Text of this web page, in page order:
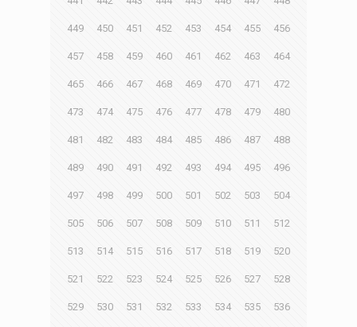
449 450 451 452 453 454 455 456
457 458 459 460 461 462 463 464
465 466 467 468 469 470 471 472
473 474 475 476 477 478 479 480
481 482 483 484 485 486 487 488
489 490 491 492 493 494 495 496
497 498 499 500 501 502 503 504
505 506 507 508 509 510 511 512
513 514 515 516 517 518 519 520
521 522 523 524 525 526 527 528
529 530 531 532 533 534 535 536